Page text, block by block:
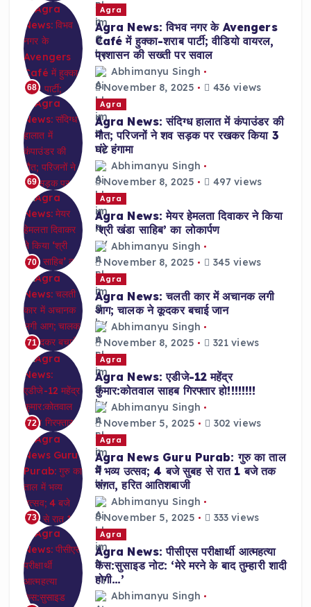
68
Agra
Agra News: विभव नगर के Avengers
Café में हुक्का-शराब पार्टी; वीडियो वायरल,
प्रशासन की सख्ती पर सवाल
Abhimanyu Singh
November 8, 2025
436 views
69
Agra
Agra News: संदिग्ध हालात में कंपाउंडर की
मौत; परिजनों ने शव सड़क पर रखकर किया 3
घंटे हंगामा
Abhimanyu Singh
November 8, 2025
497 views
70
Agra
Agra News: मेयर हेमलता दिवाकर ने किया
‘श्री खंडा साहिब’ का लोकार्पण
Abhimanyu Singh
November 8, 2025
345 views
71
Agra
Agra News: चलती कार में अचानक लगी
आग; चालक ने कूदकर बचाई जान
Abhimanyu Singh
November 8, 2025
321 views
72
Agra
Agra News: एडीजे-12 महेंद्र
कुमार:कोतवाल साहब गिरफ्तार हो!!!!!!!!
Abhimanyu Singh
November 5, 2025
302 views
73
Agra
Agra News Guru Purab: गुरु का ताल
में भव्य उत्सव; 4 बजे सुबह से रात 1 बजे तक
संगत, हरित आतिशबाजी
Abhimanyu Singh
November 5, 2025
333 views
Agra
Agra News: पीसीएस परीक्षार्थी आत्महत्या
केस:सुसाइड नोट: ‘मेरे मरने के बाद तुम्हारी शादी
होगी…’
Abhimanyu Singh